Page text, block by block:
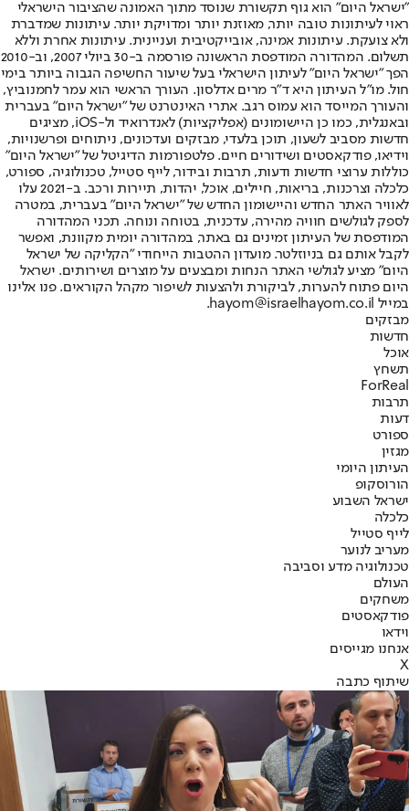
"ישראל היום" הוא גוף תקשורת שנוסד מתוך האמונה שהציבור הישראלי
ראוי לעיתונות טובה יותר, מאוזנת יותר ומדויקת יותר. עיתונות שמדברת
ולא צועקת. עיתונות אמינה, אובייקטיבית ועניינית. עיתונות אחרת וללא
תשלום. המהדורה המודפסת הראשונה פורסמה ב-30 ביולי 2007, וב-2010
הפך "ישראל היום" לעיתון הישראלי בעל שיעור החשיפה הגבוה ביותר בימי
חול. מו"ל העיתון היא ד"ר מרים אדלסון. העורך הראשי הוא עמר לחמנוביץ,
והעורך המייסד הוא עמוס רגב. אתרי האינטרנט של "ישראל היום" בעברית
ובאנגלית, כמו כן היישומונים (אפליקציות) לאנדרואיד ול-iOS, מציגים
חדשות מסביב לשעון, תוכן בלעדי, מבזקים ועדכונים, ניתוחים ופרשנויות,
וידיאו, פודקאסטים ושידורים חיים. פלטפורמות הדיגיטל של "ישראל היום"
כוללות ערוצי חדשות ודעות, תרבות ובידור, לייף סטייל, טכנולוגיה, ספורט,
כלכלה וצרכנות, בריאות, חיילים, אוכל, יהדות, תיירות ורכב. ב-2021 עלו
לאוויר האתר החדש והיישומון החדש של "ישראל היום" בעברית, במטרה
לספק לגולשים חוויה מהירה, עדכנית, בטוחה ונוחה. תכני המהדורה
המודפסת של העיתון זמינים גם באתר, במהדורה יומית מקוונת, ואפשר
לקבל אותם גם בניוזלטר. מועדון ההטבות הייחודי "הקליקה של ישראל
היום" מציע לגולשי האתר הנחות ומבצעים על מוצרים ושירותים. ישראל
היום פתוח להערות, לביקורת ולהצעות לשיפור מקהל הקוראים. פנו אלינו
במייל hayom@israelhayom.co.il.
מבזקים
חדשות
אוכל
תשחץ
ForReal
תרבות
דעות
ספורט
מגזין
העיתון היומי
הורוסקופ
ישראל השבוע
כלכלה
לייף סטייל
מעריב לנוער
טכנולוגיה מדע וסביבה
העולם
משחקים
פודקאסטים
וידאו
אנחנו מגייסים
X
שיתוף כתבה